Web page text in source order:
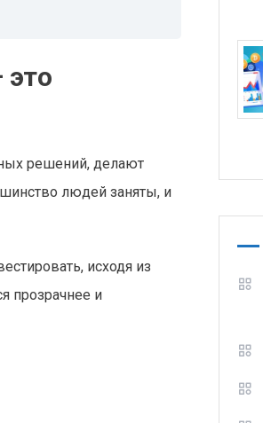
решений, делают
людей заняты, и
исходя из
прозрачнее и